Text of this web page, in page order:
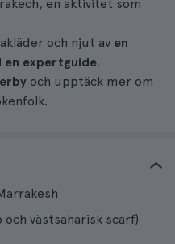
en aktivitet som
och njut av en
en expertguide.
och upptäck mer om
västsaharisk scarf)